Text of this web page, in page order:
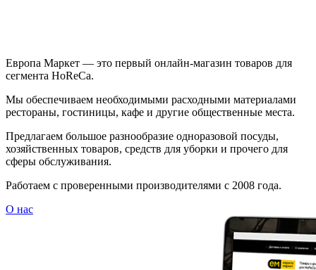
Европа Маркет — это первый онлайн-магазин товаров для
сегмента HoReCa.
Мы обеспечиваем необходимыми расходными материалами
рестораны, гостиницы, кафе и другие общественные места.
Предлагаем большое разнообразие одноразовой посуды,
хозяйственных товаров, средств для уборки и прочего для
сферы обслуживания.
Работаем с проверенными производителями с 2008 года.
О нас